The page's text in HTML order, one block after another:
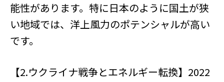
能性があります。特に日本のように国土が狭
い地域では、洋上風力のポテンシャルが高い
です。
【2.ウクライナ戦争とエネルギー転換】2022